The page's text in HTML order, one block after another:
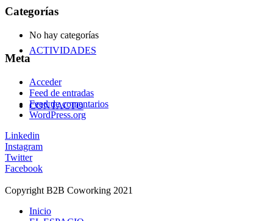
ACTIVIDADES
CONTACTO
Categorías
No hay categorías
Meta
Acceder
Feed de entradas
Feed de comentarios
WordPress.org
Linkedin
Instagram
Twitter
Facebook
CONTACTO
Copyright B2B Coworking 2021
Inicio